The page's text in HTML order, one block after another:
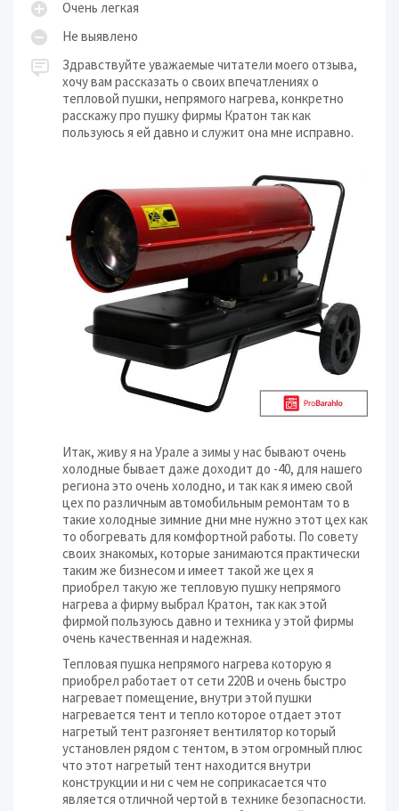
Очень легкая
Не выявлено
Здравствуйте уважаемые читатели моего отзыва,
хочу вам рассказать о своих впечатлениях о
тепловой пушки, непрямого нагрева, конкретно
расскажу про пушку фирмы Кратон так как
пользуюсь я ей давно и служит она мне исправно.
Итак, живу я на Урале а зимы у нас бывают очень
холодные бывает даже доходит до -40, для нашего
региона это очень холодно, и так как я имею свой
цех по различным автомобильным ремонтам то в
такие холодные зимние дни мне нужно этот цех как
то обогревать для комфортной работы. По совету
своих знакомых, которые занимаются практически
таким же бизнесом и имеет такой же цех я
приобрел такую же тепловую пушку непрямого
нагрева а фирму выбрал Кратон, так как этой
фирмой пользуюсь давно и техника у этой фирмы
очень качественная и надежная.
Тепловая пушка непрямого нагрева которую я
приобрел работает от сети 220В и очень быстро
нагревает помещение, внутри этой пушки
нагревается тент и тепло которое отдает этот
нагретый тент разгоняет вентилятор который
установлен рядом с тентом, в этом огромный плюс
что этот нагретый тент находится внутри
конструкции и ни с чем не соприкасается что
является отличной чертой в технике безопасности.